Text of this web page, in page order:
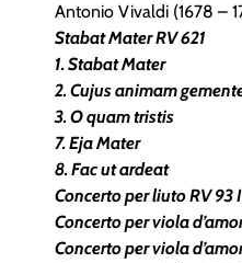
Antonio Vivaldi (1678 –
Stabat Mater RV 621
1. Stabat Mater
2. Cujus animam
3. O quam tristis
7. Eja Mater
8. Fac ut ardeat
Concerto per liuto RV 93
Concerto per viola
Concerto per viola